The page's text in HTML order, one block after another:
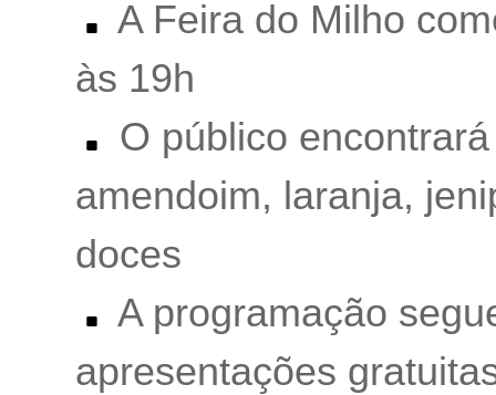
A Feira do Milho
às 19h
O público
amendoim, laranja,
doces
A programação
apresentações